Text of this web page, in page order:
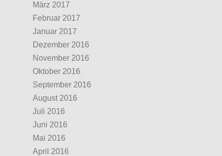
März 2017
Februar 2017
Januar 2017
Dezember 2016
November 2016
Oktober 2016
September 2016
August 2016
Juli 2016
Juni 2016
Mai 2016
April 2016